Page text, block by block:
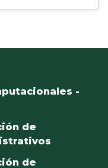
-
de
de